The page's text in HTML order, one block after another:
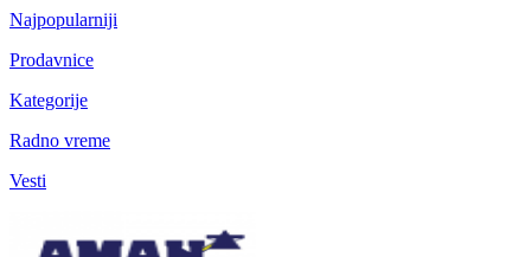
Najpopularniji
Prodavnice
Kategorije
Radno vreme
Vesti